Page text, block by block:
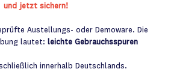
und jetzt sichern!
Austellungs- oder Demoware. Die
lautet: leichte Gebrauchsspuren
innerhalb Deutschlands.